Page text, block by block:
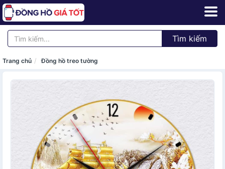
Tìm kiếm
Trang chủ Đồng hồ treo tường